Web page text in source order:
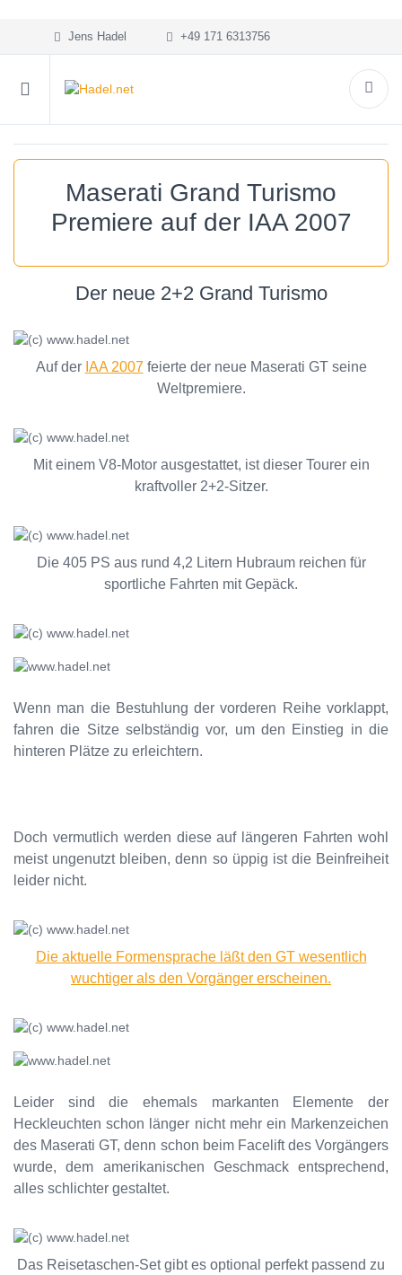
Jens Hadel +49 171 6313756
Maserati Grand Turismo
Premiere auf der IAA 2007
Der neue 2+2 Grand Turismo
Auf der IAA 2007 feierte der neue Maserati GT seine
Weltpremiere.
Mit einem V8-Motor ausgestattet, ist dieser Tourer ein
kraftvoller 2+2-Sitzer.
Die 405 PS aus rund 4,2 Litern Hubraum reichen für
sportliche Fahrten mit Gepäck.
Wenn man die Bestuhlung der vorderen Reihe vorklappt,
fahren die Sitze selbständig vor, um den Einstieg in die
hinteren Plätze zu erleichtern.
Doch vermutlich werden diese auf längeren Fahrten wohl
meist ungenutzt bleiben, denn so üppig ist die Beinfreiheit
leider nicht.
Die aktuelle Formensprache läßt den GT wesentlich
wuchtiger als den Vorgänger erscheinen.
Leider sind die ehemals markanten Elemente der
Heckleuchten schon länger nicht mehr ein Markenzeichen
des Maserati GT, denn schon beim Facelift des Vorgängers
wurde, dem amerikanischen Geschmack entsprechend,
alles schlichter gestaltet.
Das Reisetaschen-Set gibt es optional perfekt passend zu